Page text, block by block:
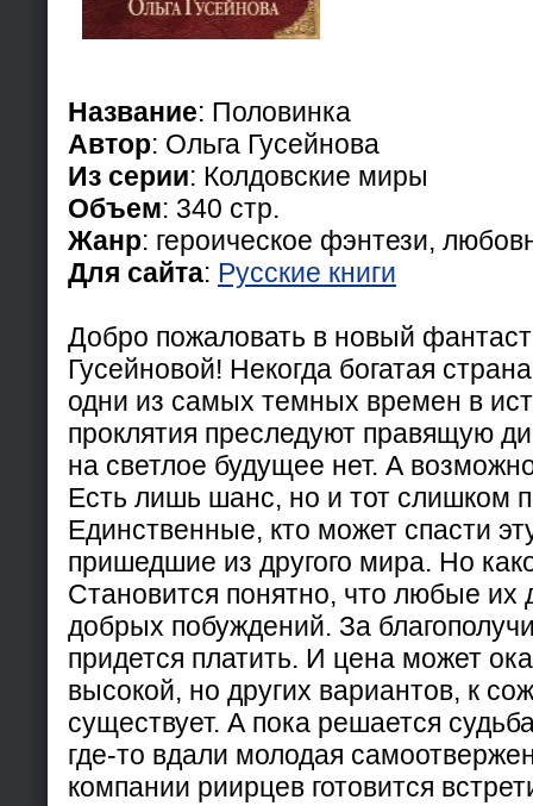
Название: Половинка
Автор: Ольга Гусейнова
Из серии: Колдовские миры
Объем: 340 стр.
Жанр: героическое фэнтези,
Для сайта: Русские книги
Добро пожаловать в новый
Гусейновой! Некогда богатая
одни из самых темных времен в
проклятия преследуют правящую
на светлое будущее нет. А
Есть лишь шанс, но и тот слишком
Единственные, кто может спасти
пришедшие из другого мира. Но
Становится понятно, что любые их
добрых побуждений. За
придется платить. И цена может
высокой, но других вариантов, к
существует. А пока решается
где-то вдали молодая
компании риирцев готовится